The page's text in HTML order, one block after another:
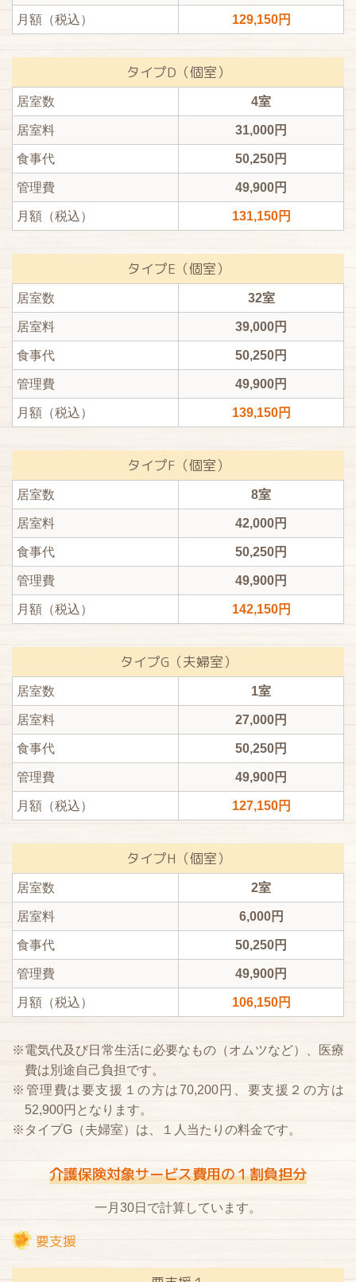
月額（税込） 129,150円
タイプD（個室）
居室数 4室
居室料 31,000円
食事代 50,250円
管理費 49,900円
月額（税込） 131,150円
タイプE（個室）
居室数 32室
居室料 39,000円
食事代 50,250円
管理費 49,900円
月額（税込） 139,150円
タイプF（個室）
居室数 8室
居室料 42,000円
食事代 50,250円
管理費 49,900円
月額（税込） 142,150円
タイプG（夫婦室）
居室数 1室
居室料 27,000円
食事代 50,250円
管理費 49,900円
月額（税込） 127,150円
タイプH（個室）
居室数 2室
居室料 6,000円
食事代 50,250円
管理費 49,900円
月額（税込） 106,150円
※電気代及び日常生活に必要なもの（オムツなど）、医療
費は別途自己負担です。
※管理費は要支援１の方は70,200円、要支援２の方は
52,900円となります。
※タイプG（夫婦室）は、１人当たりの料金です。
介護保険対象サービス費用の１割負担分
一月30日で計算しています。
要支援